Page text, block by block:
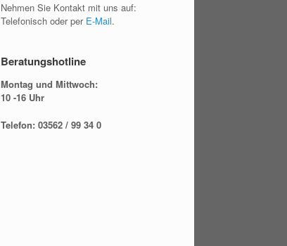
Nehmen Sie Kontakt mit uns auf:
Telefonisch oder per E-Mail.
Beratungshotline
Montag und Mittwoch:
10 -16 Uhr
Telefon: 03562 / 99 34 0